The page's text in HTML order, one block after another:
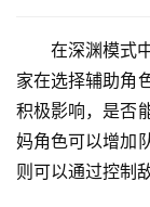
在深渊模式
家在选择辅助角
积极影响，是否
妈角色可以增加
则可以通过控制